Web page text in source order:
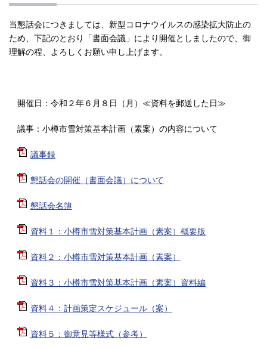
当懇話会につきましては、新型コロナウイルスの感染拡大防止の
ため、下記のとおり「書面会議」により開催としましたので、御
理解の程、よろしくお願い申し上げます。
開催日：令和２年６月８日（月）≪資料を郵送した日≫
議事：小樽市雪対策基本計画（素案）の内容について
議事録
懇話会の開催（書面会議）について
懇話会名簿
資料１：小樽市雪対策基本計画（素案）概要版
資料２：小樽市雪対策基本計画（素案）
資料３：小樽市雪対策基本計画（素案）資料編
資料４：計画策定スケジュール（案）
資料５：御意見等様式（参考）